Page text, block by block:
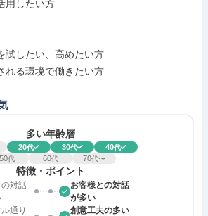
用したい方
試したい、高めたい方
れる環境で働きたい方
多い年齢層
20代 30代 40代
50代 60代 70代〜
特徴・ポイント
対話
お客様との対話
が多い
通り
創意工夫の多い